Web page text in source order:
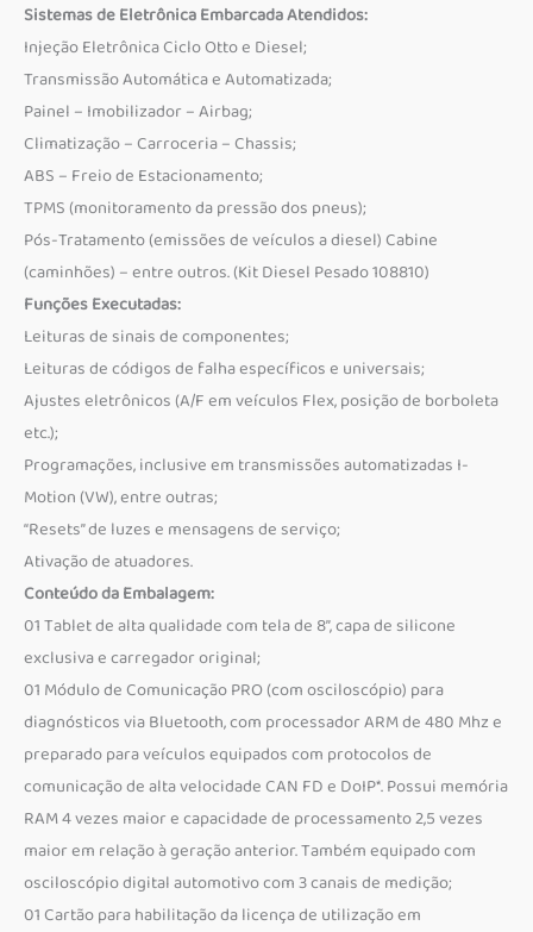
Sistemas de Eletrônica Embarcada Atendidos:
Injeção Eletrônica Ciclo Otto e Diesel;
Transmissão Automática e Automatizada;
Painel – Imobilizador – Airbag;
Climatização – Carroceria – Chassis;
ABS – Freio de Estacionamento;
TPMS (monitoramento da pressão dos pneus);
Pós-Tratamento (emissões de veículos a diesel) Cabine
(caminhões) – entre outros. (Kit Diesel Pesado 108810)
Funções Executadas:
Leituras de sinais de componentes;
Leituras de códigos de falha específicos e universais;
Ajustes eletrônicos (A/F em veículos Flex, posição de borboleta
etc.);
Programações, inclusive em transmissões automatizadas I-
Motion (VW), entre outras;
“Resets” de luzes e mensagens de serviço;
Ativação de atuadores.
Conteúdo da Embalagem:
01 Tablet de alta qualidade com tela de 8”, capa de silicone
exclusiva e carregador original;
01 Módulo de Comunicação PRO (com osciloscópio) para
diagnósticos via Bluetooth, com processador ARM de 480 Mhz e
preparado para veículos equipados com protocolos de
comunicação de alta velocidade CAN FD e DoIP*. Possui memória
RAM 4 vezes maior e capacidade de processamento 2,5 vezes
maior em relação à geração anterior. Também equipado com
osciloscópio digital automotivo com 3 canais de medição;
01 Cartão para habilitação da licença de utilização em